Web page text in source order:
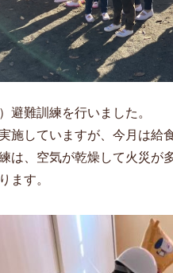
避難訓練を行いました。
施していますが、今月は給
は、空気が乾燥して火災が
ます。